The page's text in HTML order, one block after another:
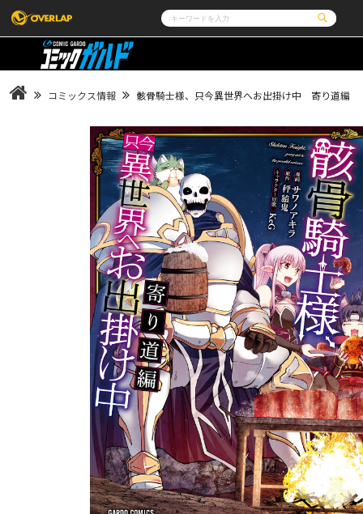
コミック
LiQulle
ライトノベル
ノベルス
ノベルスf
ポケットモンスター
オーバーラップ広報室
企業
会社概要
採用情報
アクセス
オーバーラップホールディングス
お問い合わせは
オーバーラップ文庫 オーバーラップノベルス
オーバーラップノベルスf ロサージュノベルス
コミックガルド コミッククリエ
リキューレ コミックパルフェ
コミックエッセイ
閉じる
コミックス情報 骸骨騎士様、只今異世界へお出掛け中 寄り道編